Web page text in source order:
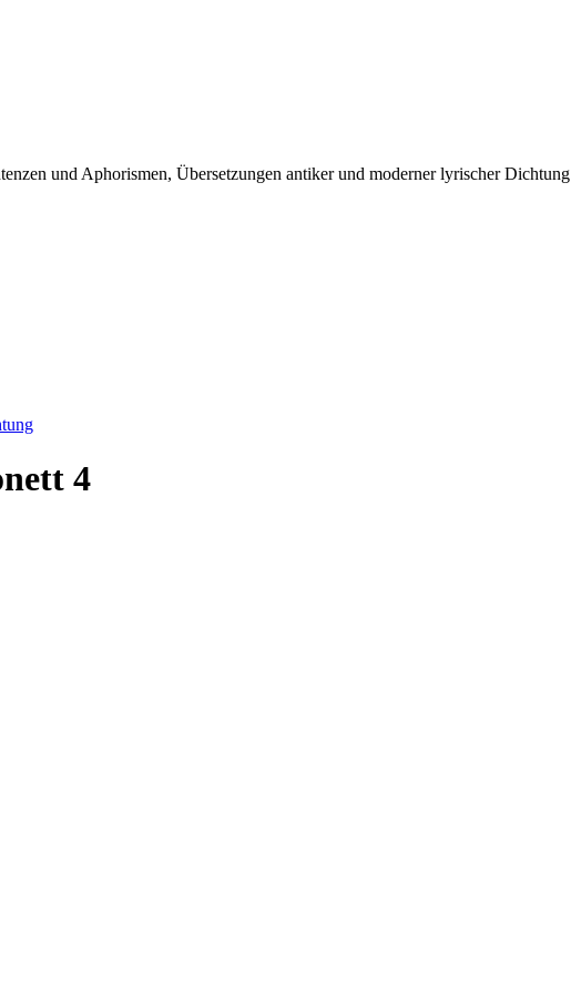
und Aphorismen, Übersetzungen antiker und moderner lyrischer Dichtung
4